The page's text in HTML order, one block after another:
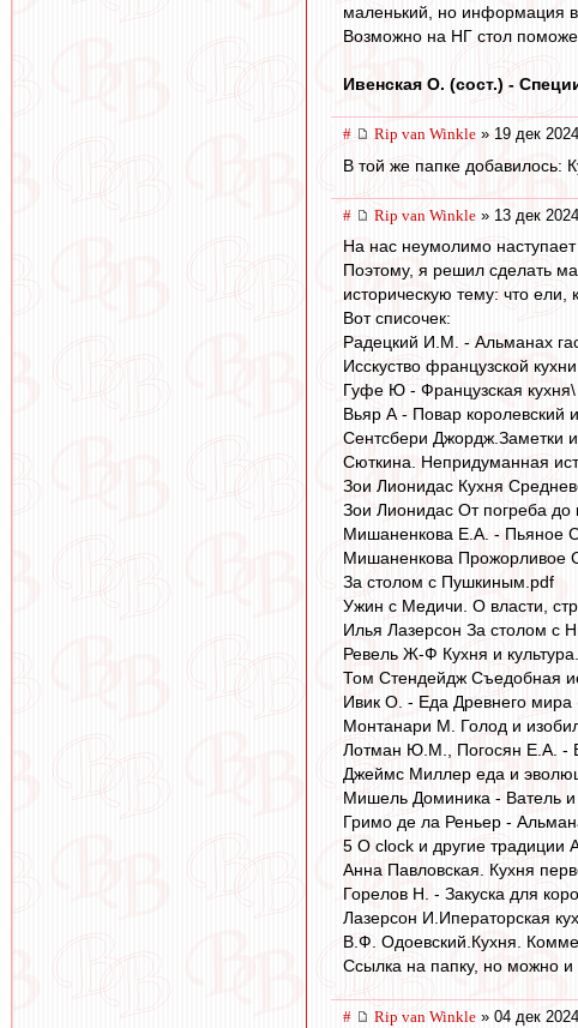
маленький, но информация
Возможно на НГ стол
Ивенская О. (сост.) -
# Rip van Winkle » 19 дек
В той же папке добавилось:
# Rip van Winkle » 13 дек
На нас неумолимо
Поэтому, я решил сделать
историческую тему: что ели,
Вот списочек:
Радецкий И.М. - Альманах
Исскуство французской
Гуфе Ю - Французская кухня\
Вьяр А - Повар королевский
Сентсбери Джордж.Заметки
Сюткина. Непридуманная
Зои Лионидас Кухня
Зои Лионидас От погреба до
Мишаненкова Е.А. - Пьяное
Мишаненкова Прожорливое
За столом с Пушкиным.pdf
Ужин с Медичи. О власти,
Илья Лазерсон За столом с
Ревель Ж-Ф Кухня и
Том Стендейдж Съедобная
Ивик О. - Еда Древнего
Монтанари М. Голод и
Лотман Ю.М., Погосян Е.А. -
Джеймс Миллер еда и
Мишель Доминика - Ватель
Гримо де ла Реньер -
5 O clock и другие традиции
Анна Павловская. Кухня
Горелов Н. - Закуска для
Лазерсон И.Иператорская
В.Ф. Одоевский.Кухня.
Ссылка на папку, но можно и
# Rip van Winkle » 04 дек